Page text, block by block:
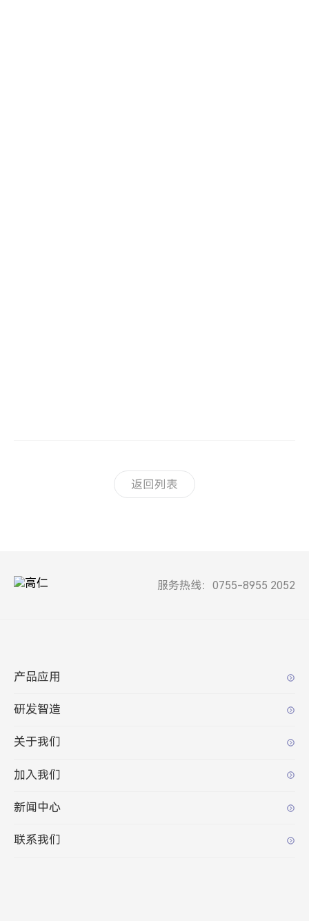
返回列表
服务热线：0755-8955 2052
产品应用
研发智造
关于我们
加入我们
新闻中心
联系我们